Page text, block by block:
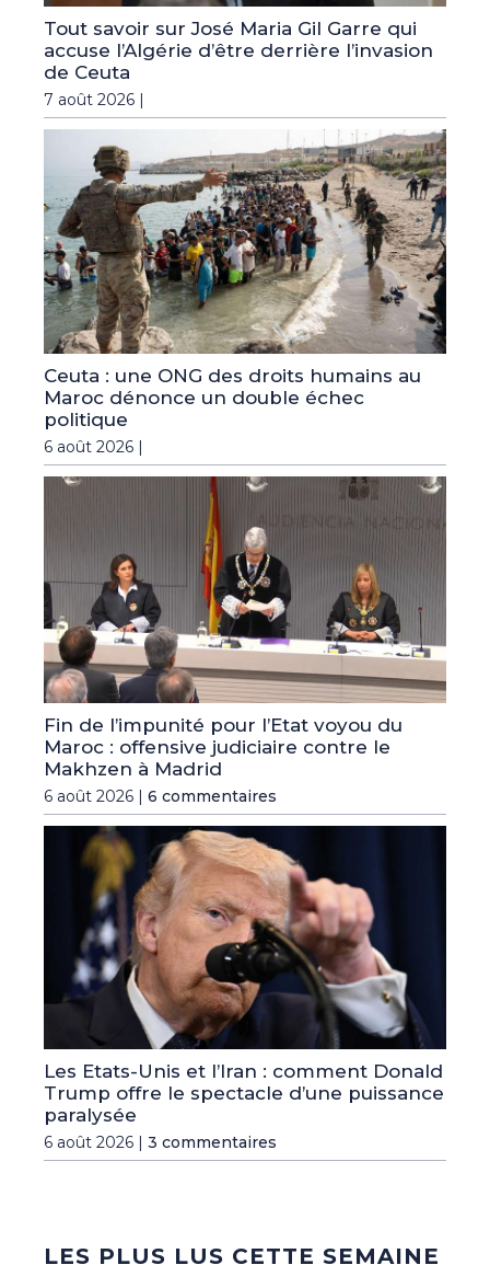
Tout savoir sur José Maria Gil Garre qui
accuse l’Algérie d’être derrière l’invasion
de Ceuta
7 août 2026 |
Ceuta : une ONG des droits humains au
Maroc dénonce un double échec
politique
6 août 2026 |
Fin de l’impunité pour l’Etat voyou du
Maroc : offensive judiciaire contre le
Makhzen à Madrid
6 août 2026 | 6 commentaires
Les Etats-Unis et l’Iran : comment Donald
Trump offre le spectacle d’une puissance
paralysée
6 août 2026 | 3 commentaires
LES PLUS LUS CETTE SEMAINE